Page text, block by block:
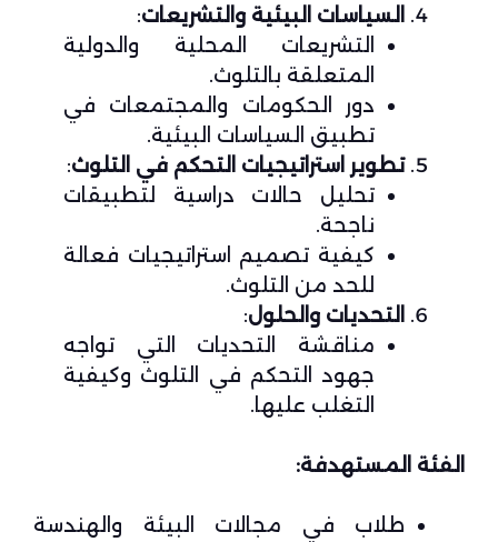
السياسات البيئية والتشريعات:
التشريعات المحلية والدولية
المتعلقة بالتلوث.
دور الحكومات والمجتمعات في
تطبيق السياسات البيئية.
تطوير استراتيجيات التحكم في التلوث:
تحليل حالات دراسية لتطبيقات
ناجحة.
كيفية تصميم استراتيجيات فعالة
للحد من التلوث.
التحديات والحلول:
مناقشة التحديات التي تواجه
جهود التحكم في التلوث وكيفية
التغلب عليها.
الفئة المستهدفة:
طلاب في مجالات البيئة والهندسة